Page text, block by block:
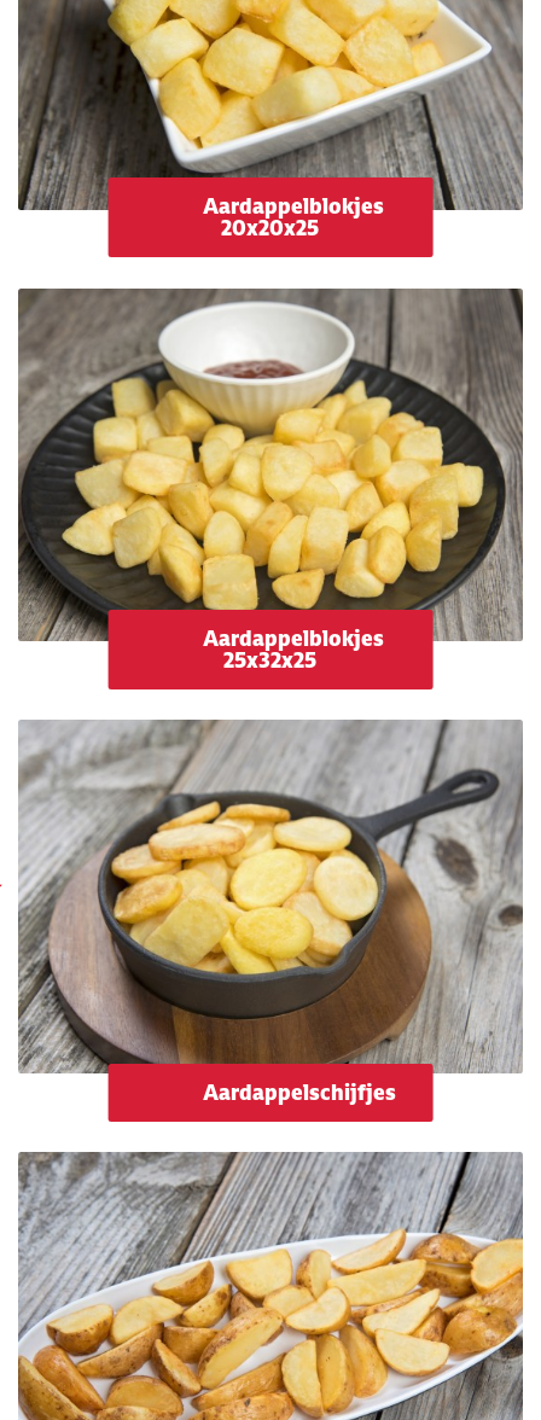
Aardappelblokjes
20x20x25
Aardappelblokjes
25x32x25
Aardappelschijfjes